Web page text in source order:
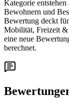
Kategorie
Bewohnern und
Bewertung deckt
Mobilität, Freizeit &
eine neue
berechnet.